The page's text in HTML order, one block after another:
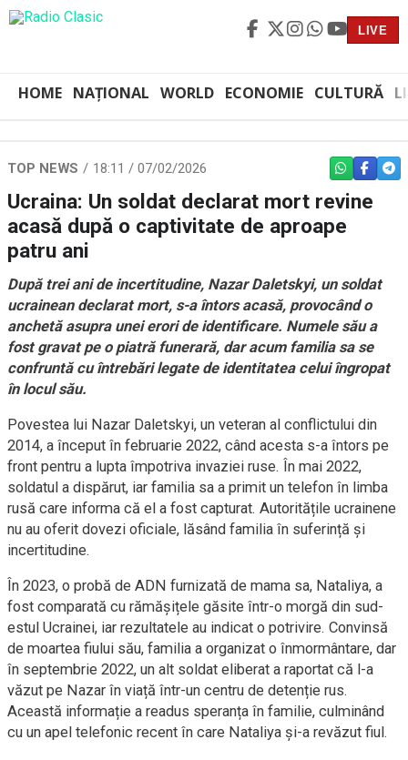
LIVE
HOME NAȚIONAL WORLD ECONOMIE CULTURĂ
TOP NEWS 18:11 / 07/02/2026 WHATSAPP
Ucraina: Un soldat declarat mort revine
acasă după o captivitate de aproape
patru ani
După trei ani de incertitudine, Nazar Daletskyi, un soldat
ucrainean declarat mort, s-a întors acasă, provocând o
anchetă asupra unei erori de identificare. Numele său a
fost gravat pe o piatră funerară, dar acum familia sa se
confruntă cu întrebări legate de identitatea celui îngropat
în locul său.
Povestea lui Nazar Daletskyi, un veteran al conflictului din
2014, a început în februarie 2022, când acesta s-a întors pe
front pentru a lupta împotriva invaziei ruse. În mai 2022,
soldatul a dispărut, iar familia sa a primit un telefon în limba
rusă care informa că el a fost capturat. Autoritățile ucrainene
nu au oferit dovezi oficiale, lăsând familia în suferință și
incertitudine.
În 2023, o probă de ADN furnizată de mama sa, Nataliya, a
fost comparată cu rămășițele găsite într-o morgă din sud-
estul Ucrainei, iar rezultatele au indicat o potrivire. Convinsă
de moartea fiului său, familia a organizat o înmormântare, dar
în septembrie 2022, un alt soldat eliberat a raportat că l-a
văzut pe Nazar în viață într-un centru de detenție rus.
Această informație a readus speranța în familie, culminând
cu un apel telefonic recent în care Nataliya și-a revăzut fiul.